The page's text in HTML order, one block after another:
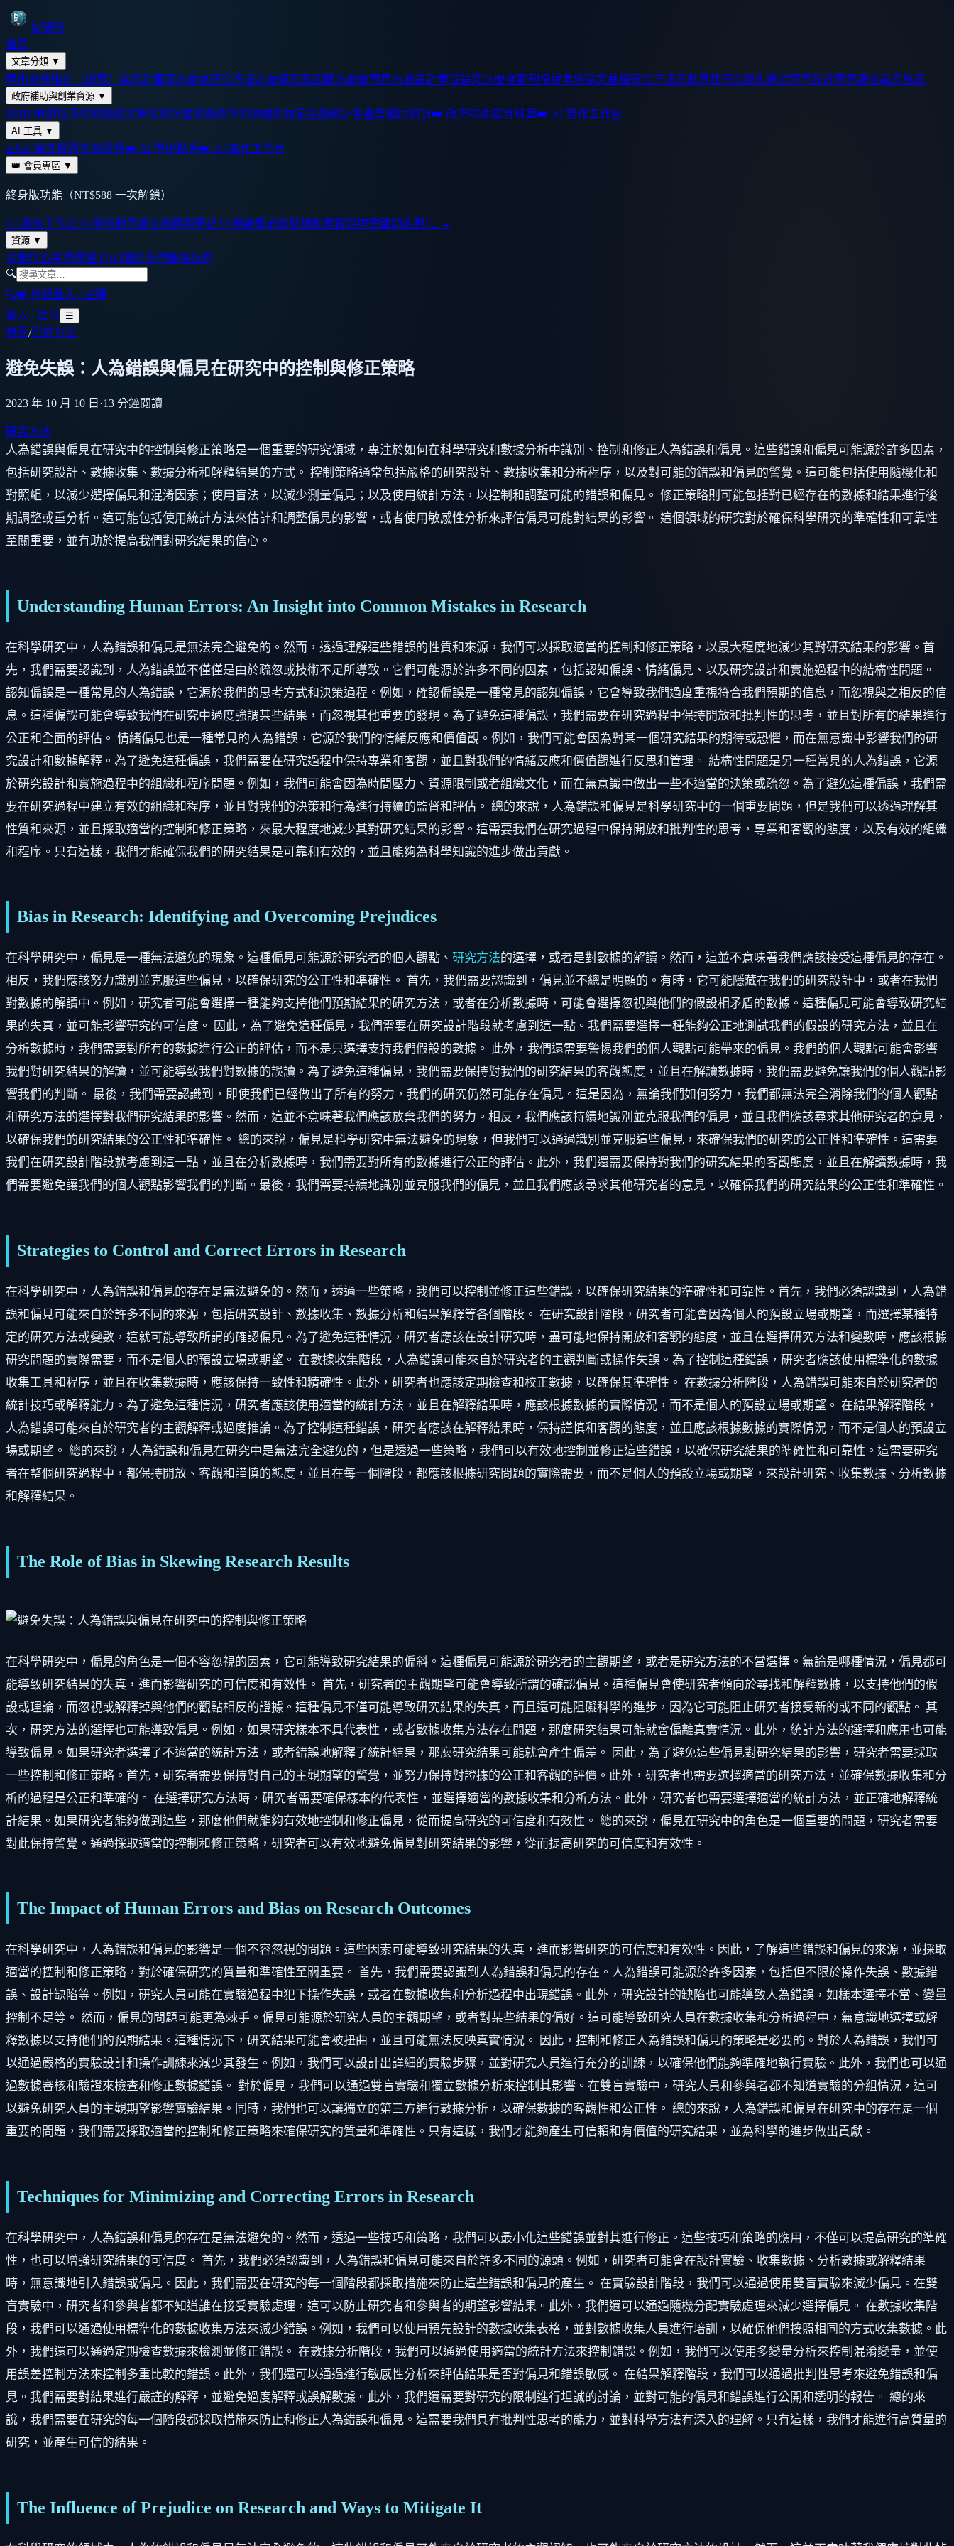
智研所
首頁
文章分類 ▼
學術寫作指南（總覽） 論文計畫書怎麼寫研究方法怎麼選文獻回顧怎麼做問卷怎麼設計學位論文怎麼寫期刊投稿準備論文基礎研究方法文獻質性研究量化研究問卷設計問卷調查論文格式
政府補助與創業資源 ▼
SBIR 申請指南補助額度試算補助計畫攻略政府補助補助核定金額統計各產業補助統計👑 政府補助案資料庫👑 AI 寫作工作台
AI 工具 ▼
arXiv 論文搜尋文獻搜尋👑 AI 學術助手👑 AI 寫作工作台
👑 會員專區 ▼
終身版功能（NT$588 一次解鎖）
AI 寫作工作台AI 學術助手論文收藏與筆記AI 解讀歷史政府補助案資料庫完整功能對比 →
資源 ▼
功能特色常見問題 FAQ關於我們聯絡我們
🔍
🔍👑 升級登入 / 註冊
登入 / 註冊 ☰
首頁/研究方法
避免失誤：人為錯誤與偏見在研究中的控制與修正策略
2023 年 10 月 10 日 ·13 分鐘閱讀
研究方法
人為錯誤與偏見在研究中的控制與修正策略是一個重要的研究領域，專注於如何在科學研究和數據分析中識別、控制和修正人為錯誤和偏見。這些錯誤和偏見可能源於許多因素，
包括研究設計、數據收集、數據分析和解釋結果的方式。 控制策略通常包括嚴格的研究設計、數據收集和分析程序，以及對可能的錯誤和偏見的警覺。這可能包括使用隨機化和
對照組，以減少選擇偏見和混淆因素；使用盲法，以減少測量偏見；以及使用統計方法，以控制和調整可能的錯誤和偏見。 修正策略則可能包括對已經存在的數據和結果進行後
期調整或重分析。這可能包括使用統計方法來估計和調整偏見的影響，或者使用敏感性分析來評估偏見可能對結果的影響。 這個領域的研究對於確保科學研究的準確性和可靠性
至關重要，並有助於提高我們對研究結果的信心。
Understanding Human Errors: An Insight into Common Mistakes in Research
在科學研究中，人為錯誤和偏見是無法完全避免的。然而，透過理解這些錯誤的性質和來源，我們可以採取適當的控制和修正策略，以最大程度地減少其對研究結果的影響。首
先，我們需要認識到，人為錯誤並不僅僅是由於疏忽或技術不足所導致。它們可能源於許多不同的因素，包括認知偏誤、情緒偏見、以及研究設計和實施過程中的結構性問題。
認知偏誤是一種常見的人為錯誤，它源於我們的思考方式和決策過程。例如，確認偏誤是一種常見的認知偏誤，它會導致我們過度重視符合我們預期的信息，而忽視與之相反的信
息。這種偏誤可能會導致我們在研究中過度強調某些結果，而忽視其他重要的發現。為了避免這種偏誤，我們需要在研究過程中保持開放和批判性的思考，並且對所有的結果進行
公正和全面的評估。 情緒偏見也是一種常見的人為錯誤，它源於我們的情緒反應和價值觀。例如，我們可能會因為對某一個研究結果的期待或恐懼，而在無意識中影響我們的研
究設計和數據解釋。為了避免這種偏誤，我們需要在研究過程中保持專業和客觀，並且對我們的情緒反應和價值觀進行反思和管理。 結構性問題是另一種常見的人為錯誤，它源
於研究設計和實施過程中的組織和程序問題。例如，我們可能會因為時間壓力、資源限制或者組織文化，而在無意識中做出一些不適當的決策或疏忽。為了避免這種偏誤，我們需
要在研究過程中建立有效的組織和程序，並且對我們的決策和行為進行持續的監督和評估。 總的來說，人為錯誤和偏見是科學研究中的一個重要問題，但是我們可以透過理解其
性質和來源，並且採取適當的控制和修正策略，來最大程度地減少其對研究結果的影響。這需要我們在研究過程中保持開放和批判性的思考，專業和客觀的態度，以及有效的組織
和程序。只有這樣，我們才能確保我們的研究結果是可靠和有效的，並且能夠為科學知識的進步做出貢獻。
Bias in Research: Identifying and Overcoming Prejudices
在科學研究中，偏見是一種無法避免的現象。這種偏見可能源於研究者的個人觀點、 研究方法的選擇，或者是對數據的解讀。然而，這並不意味著我們應該接受這種偏見的存在。
相反，我們應該努力識別並克服這些偏見，以確保研究的公正性和準確性。 首先，我們需要認識到，偏見並不總是明顯的。有時，它可能隱藏在我們的研究設計中，或者在我們
對數據的解讀中。例如，研究者可能會選擇一種能夠支持他們預期結果的研究方法，或者在分析數據時，可能會選擇忽視與他們的假設相矛盾的數據。這種偏見可能會導致研究結
果的失真，並可能影響研究的可信度。 因此，為了避免這種偏見，我們需要在研究設計階段就考慮到這一點。我們需要選擇一種能夠公正地測試我們的假設的研究方法，並且在
分析數據時，我們需要對所有的數據進行公正的評估，而不是只選擇支持我們假設的數據。 此外，我們還需要警惕我們的個人觀點可能帶來的偏見。我們的個人觀點可能會影響
我們對研究結果的解讀，並可能導致我們對數據的誤讀。為了避免這種偏見，我們需要保持對我們的研究結果的客觀態度，並且在解讀數據時，我們需要避免讓我們的個人觀點影
響我們的判斷。 最後，我們需要認識到，即使我們已經做出了所有的努力，我們的研究仍然可能存在偏見。這是因為，無論我們如何努力，我們都無法完全消除我們的個人觀點
和研究方法的選擇對我們研究結果的影響。然而，這並不意味著我們應該放棄我們的努力。相反，我們應該持續地識別並克服我們的偏見，並且我們應該尋求其他研究者的意見，
以確保我們的研究結果的公正性和準確性。 總的來說，偏見是科學研究中無法避免的現象，但我們可以通過識別並克服這些偏見，來確保我們的研究的公正性和準確性。這需要
我們在研究設計階段就考慮到這一點，並且在分析數據時，我們需要對所有的數據進行公正的評估。此外，我們還需要保持對我們的研究結果的客觀態度，並且在解讀數據時，我
們需要避免讓我們的個人觀點影響我們的判斷。最後，我們需要持續地識別並克服我們的偏見，並且我們應該尋求其他研究者的意見，以確保我們的研究結果的公正性和準確性。
Strategies to Control and Correct Errors in Research
在科學研究中，人為錯誤和偏見的存在是無法避免的。然而，透過一些策略，我們可以控制並修正這些錯誤，以確保研究結果的準確性和可靠性。首先，我們必須認識到，人為錯
誤和偏見可能來自於許多不同的來源，包括研究設計、數據收集、數據分析和結果解釋等各個階段。 在研究設計階段，研究者可能會因為個人的預設立場或期望，而選擇某種特
定的研究方法或變數，這就可能導致所謂的確認偏見。為了避免這種情況，研究者應該在設計研究時，盡可能地保持開放和客觀的態度，並且在選擇研究方法和變數時，應該根據
研究問題的實際需要，而不是個人的預設立場或期望。 在數據收集階段，人為錯誤可能來自於研究者的主觀判斷或操作失誤。為了控制這種錯誤，研究者應該使用標準化的數據
收集工具和程序，並且在收集數據時，應該保持一致性和精確性。此外，研究者也應該定期檢查和校正數據，以確保其準確性。 在數據分析階段，人為錯誤可能來自於研究者的
統計技巧或解釋能力。為了避免這種情況，研究者應該使用適當的統計方法，並且在解釋結果時，應該根據數據的實際情況，而不是個人的預設立場或期望。 在結果解釋階段，
人為錯誤可能來自於研究者的主觀解釋或過度推論。為了控制這種錯誤，研究者應該在解釋結果時，保持謹慎和客觀的態度，並且應該根據數據的實際情況，而不是個人的預設立
場或期望。 總的來說，人為錯誤和偏見在研究中是無法完全避免的，但是透過一些策略，我們可以有效地控制並修正這些錯誤，以確保研究結果的準確性和可靠性。這需要研究
者在整個研究過程中，都保持開放、客觀和謹慎的態度，並且在每一個階段，都應該根據研究問題的實際需要，而不是個人的預設立場或期望，來設計研究、收集數據、分析數據
和解釋結果。
The Role of Bias in Skewing Research Results
在科學研究中，偏見的角色是一個不容忽視的因素，它可能導致研究結果的偏斜。這種偏見可能源於研究者的主觀期望，或者是研究方法的不當選擇。無論是哪種情況，偏見都可
能導致研究結果的失真，進而影響研究的可信度和有效性。 首先，研究者的主觀期望可能會導致所謂的確認偏見。這種偏見會使研究者傾向於尋找和解釋數據，以支持他們的假
設或理論，而忽視或解釋掉與他們的觀點相反的證據。這種偏見不僅可能導致研究結果的失真，而且還可能阻礙科學的進步，因為它可能阻止研究者接受新的或不同的觀點。 其
次，研究方法的選擇也可能導致偏見。例如，如果研究樣本不具代表性，或者數據收集方法存在問題，那麼研究結果可能就會偏離真實情況。此外，統計方法的選擇和應用也可能
導致偏見。如果研究者選擇了不適當的統計方法，或者錯誤地解釋了統計結果，那麼研究結果可能就會產生偏差。 因此，為了避免這些偏見對研究結果的影響，研究者需要採取
一些控制和修正策略。首先，研究者需要保持對自己的主觀期望的警覺，並努力保持對證據的公正和客觀的評價。此外，研究者也需要選擇適當的研究方法，並確保數據收集和分
析的過程是公正和準確的。 在選擇研究方法時，研究者需要確保樣本的代表性，並選擇適當的數據收集和分析方法。此外，研究者也需要選擇適當的統計方法，並正確地解釋統
計結果。如果研究者能夠做到這些，那麼他們就能夠有效地控制和修正偏見，從而提高研究的可信度和有效性。 總的來說，偏見在研究中的角色是一個重要的問題，研究者需要
對此保持警覺。通過採取適當的控制和修正策略，研究者可以有效地避免偏見對研究結果的影響，從而提高研究的可信度和有效性。
The Impact of Human Errors and Bias on Research Outcomes
在科學研究中，人為錯誤和偏見的影響是一個不容忽視的問題。這些因素可能導致研究結果的失真，進而影響研究的可信度和有效性。因此，了解這些錯誤和偏見的來源，並採取
適當的控制和修正策略，對於確保研究的質量和準確性至關重要。 首先，我們需要認識到人為錯誤和偏見的存在。人為錯誤可能源於許多因素，包括但不限於操作失誤、數據錯
誤、設計缺陷等。例如，研究人員可能在實驗過程中犯下操作失誤，或者在數據收集和分析過程中出現錯誤。此外，研究設計的缺陷也可能導致人為錯誤，如樣本選擇不當、變量
控制不足等。 然而，偏見的問題可能更為棘手。偏見可能源於研究人員的主觀期望，或者對某些結果的偏好。這可能導致研究人員在數據收集和分析過程中，無意識地選擇或解
釋數據以支持他們的預期結果。這種情況下，研究結果可能會被扭曲，並且可能無法反映真實情況。 因此，控制和修正人為錯誤和偏見的策略是必要的。對於人為錯誤，我們可
以通過嚴格的實驗設計和操作訓練來減少其發生。例如，我們可以設計出詳細的實驗步驟，並對研究人員進行充分的訓練，以確保他們能夠準確地執行實驗。此外，我們也可以通
過數據審核和驗證來檢查和修正數據錯誤。 對於偏見，我們可以通過雙盲實驗和獨立數據分析來控制其影響。在雙盲實驗中，研究人員和參與者都不知道實驗的分組情況，這可
以避免研究人員的主觀期望影響實驗結果。同時，我們也可以讓獨立的第三方進行數據分析，以確保數據的客觀性和公正性。 總的來說，人為錯誤和偏見在研究中的存在是一個
重要的問題，我們需要採取適當的控制和修正策略來確保研究的質量和準確性。只有這樣，我們才能夠產生可信賴和有價值的研究結果，並為科學的進步做出貢獻。
Techniques for Minimizing and Correcting Errors in Research
在科學研究中，人為錯誤和偏見的存在是無法避免的。然而，透過一些技巧和策略，我們可以最小化這些錯誤並對其進行修正。這些技巧和策略的應用，不僅可以提高研究的準確
性，也可以增強研究結果的可信度。 首先，我們必須認識到，人為錯誤和偏見可能來自於許多不同的源頭。例如，研究者可能會在設計實驗、收集數據、分析數據或解釋結果
時，無意識地引入錯誤或偏見。因此，我們需要在研究的每一個階段都採取措施來防止這些錯誤和偏見的產生。 在實驗設計階段，我們可以通過使用雙盲實驗來減少偏見。在雙
盲實驗中，研究者和參與者都不知道誰在接受實驗處理，這可以防止研究者和參與者的期望影響結果。此外，我們還可以通過隨機分配實驗處理來減少選擇偏見。 在數據收集階
段，我們可以通過使用標準化的數據收集方法來減少錯誤。例如，我們可以使用預先設計的數據收集表格，並對數據收集人員進行培訓，以確保他們按照相同的方式收集數據。此
外，我們還可以通過定期檢查數據來檢測並修正錯誤。 在數據分析階段，我們可以通過使用適當的統計方法來控制錯誤。例如，我們可以使用多變量分析來控制混淆變量，並使
用誤差控制方法來控制多重比較的錯誤。此外，我們還可以通過進行敏感性分析來評估結果是否對偏見和錯誤敏感。 在結果解釋階段，我們可以通過批判性思考來避免錯誤和偏
見。我們需要對結果進行嚴謹的解釋，並避免過度解釋或誤解數據。此外，我們還需要對研究的限制進行坦誠的討論，並對可能的偏見和錯誤進行公開和透明的報告。 總的來
說，我們需要在研究的每一個階段都採取措施來防止和修正人為錯誤和偏見。這需要我們具有批判性思考的能力，並對科學方法有深入的理解。只有這樣，我們才能進行高質量的
研究，並產生可信的結果。
The Influence of Prejudice on Research and Ways to Mitigate It